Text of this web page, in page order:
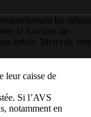
les débats
la fonction de
article. Merci de
leur caisse de
Si l’AVS
notamment en